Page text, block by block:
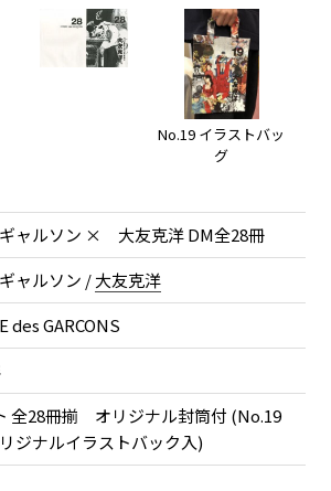
No.19 イラストバッ
グ
ャルソン × 大友克洋 DM全28冊
ャルソン /大友克洋
des GARCONS
全28冊揃 オリジナル封筒付 (No.19
ジナルイラストバック入)